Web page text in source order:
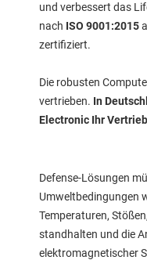
und verbessert das
nach ISO 9001:2015
zertifiziert.
Die robusten
vertrieben. In
Electronic Ihr
Defense-Lösungen
Umweltbedingungen
Temperaturen,
standhalten und die
elektromagnetischer